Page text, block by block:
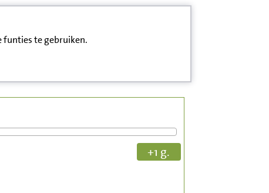
funties te gebruiken.
+1 g.